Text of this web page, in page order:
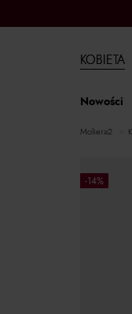
KOBIETA
Nowości
moliera2
-14%